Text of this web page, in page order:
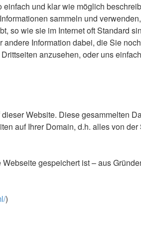
und klar wie möglich
sammeln und
so wie sie im Internet oft Standard
Information dabei, die Sie
anzusehen, oder uns
Website. Diese gesammelten
auf Ihrer Domain, d.h. alles von
gespeichert ist – aus
)